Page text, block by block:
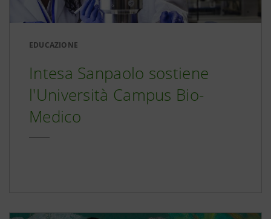
EDUCAZIONE
Intesa Sanpaolo sostiene
l'Università Campus Bio-
Medico